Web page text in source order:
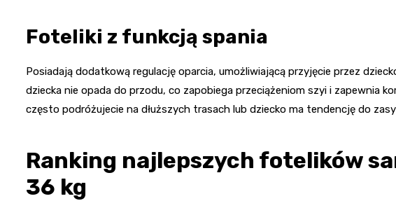
Foteliki z funkcją spania
Posiadają dodatkową regulację oparcia, umożliwiającą przyjęcie przez
dziecka nie opada do przodu, co zapobiega przeciążeniom szyi i zapewnia
często podróżujecie na dłuższych trasach lub dziecko ma tendencję do
Ranking najlepszych fotelików
36 kg